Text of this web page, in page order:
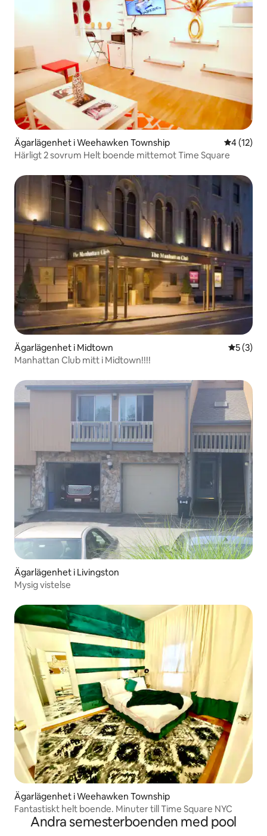
Ägarlägenhet i Weehawken Township 4 av 5 i
4 (12)
Härligt 2 sovrum Helt boende mittemot Time Square
Ägarlägenhet i Midtown 5 av 5 i
5 (3)
Manhattan Club mitt i Midtown!!!!
Ägarlägenhet i Livingston
Mysig vistelse
Ägarlägenhet i Weehawken Township
Fantastiskt helt boende. Minuter till Time Square NYC
Andra semesterboenden med pool